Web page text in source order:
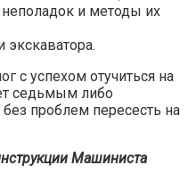
и методы их
экскаватора.
с успехом отучиться на
седьмым либо
проблем пересесть на
Машиниста